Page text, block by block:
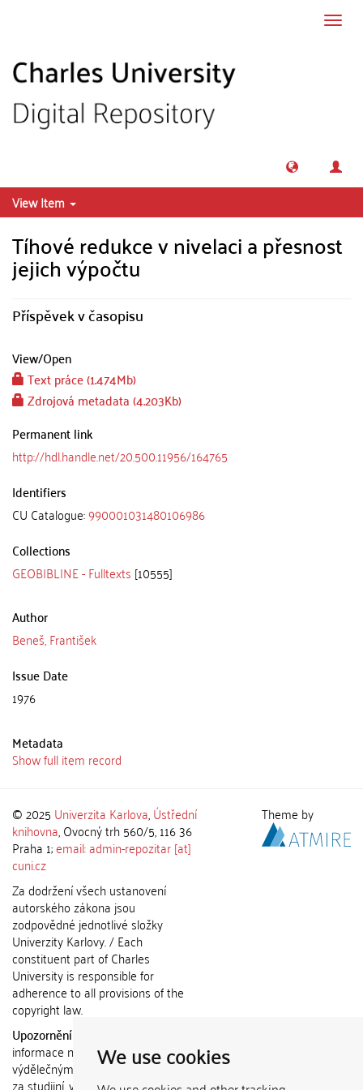
We use cookies
View Item
Tíhové redukce v nivelaci a přesnost
jejich výpočtu
Příspěvek v časopisu
View/Open
Text práce (1.474Mb)
Zdrojová metadata (4.203Kb)
Permanent link
http://hdl.handle.net/20.500.11956/164765
Identifiers
CU Catalogue:990001031480106986
Collections
GEOBIBLINE - Fulltexts [10555]
Author
Beneš, František
Issue Date
1976
Metadata
Show full item record
© 2025 Univerzita Karlova,Ústřední
knihovna, Ovocný trh 560/5, 116 36
Praha 1;email: admin-repozitar [at]
cuni.cz
Za dodržení všech ustanovení
autorského zákona jsou
zodpovědné jednotlivé složky
Univerzity Karlovy. / Each
constituent part of Charles
University is responsible for
adherence to all provisions of the
copyright law.
Upozornění / Notice:
informace nemohou být použity k
výdělečným účelům nebo vydávány
za studijní, vědeckou nebo jinou
Theme by